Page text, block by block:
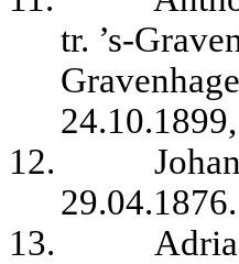
tr. ’s-
12.
29.04.1876.
13.